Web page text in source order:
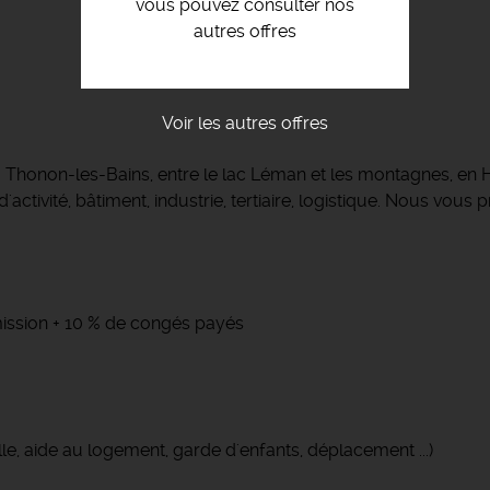
vous pouvez consulter nos
autres offres
Voir les autres offres
les-Bains, entre le lac Léman et les montagnes,
bâtiment, industrie, tertiaire, logistique. Nous vous
+ 10 % de congés payés
aide au logement, garde d'enfants, déplacement ...)